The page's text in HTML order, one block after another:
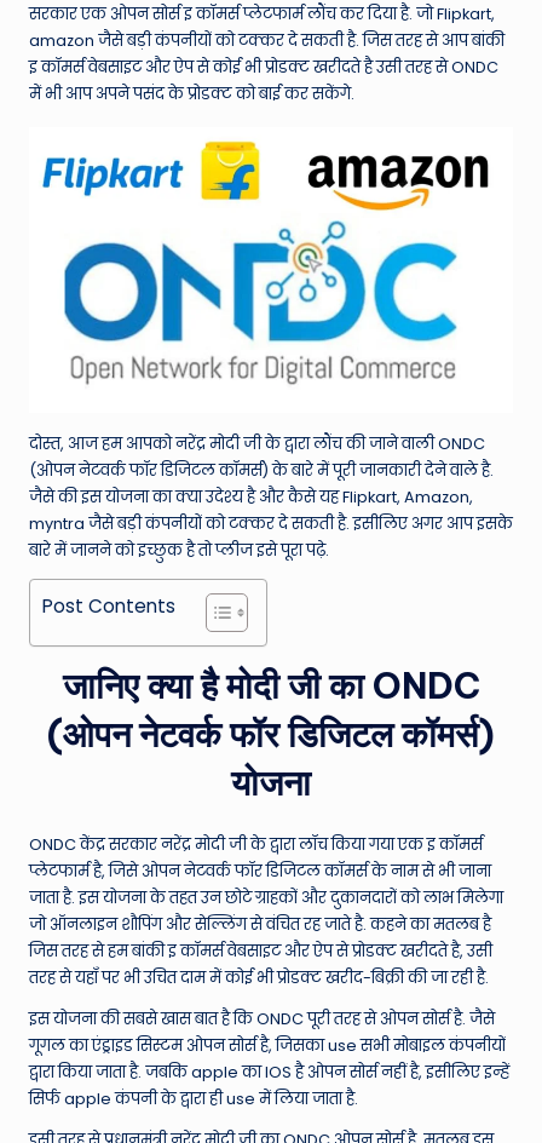
सरकार एक ओपन सोर्स इ कॉमर्स प्लेटफार्म लौंच कर दिया है. जो Flipkart,
amazon जैसे बड़ी कंपनीयों को टक्कर दे सकती है. जिस तरह से आप बांकी
इ कॉमर्स वेबसाइट और ऐप से कोई भी प्रोडक्ट खरीदते है उसी तरह से ONDC
में भी आप अपने पसंद के प्रोडक्ट को बाई कर सकेंगे.
दोस्त, आज हम आपको नरेंद्र मोदी जी के द्वारा लौंच की जाने वाली ONDC
(ओपन नेटवर्क फॉर डिजिटल कॉमर्स) के बारे में पूरी जानकारी देने वाले है.
जैसे की इस योजना का क्या उदेश्य है और कैसे यह Flipkart, Amazon,
myntra जैसे बड़ी कंपनीयों को टक्कर दे सकती है. इसीलिए अगर आप इसके
बारे में जानने को इच्छुक है तो प्लीज इसे पूरा पढ़े.
Post Contents
जानिए क्या है मोदी जी का ONDC
(ओपन नेटवर्क फॉर डिजिटल कॉमर्स)
योजना
ONDC केंद्र सरकार नरेंद्र मोदी जी के द्वारा लॉच किया गया एक इ कॉमर्स
प्लेटफार्म है, जिसे ओपन नेटवर्क फॉर डिजिटल कॉमर्स के नाम से भी जाना
जाता है. इस योजना के तहत उन छोटे ग्राहकों और दुकानदारों को लाभ मिलेगा
जो ऑनलाइन शौपिंग और सेल्लिंग से वंचित रह जाते है. कहने का मतलब है
जिस तरह से हम बांकी इ कॉमर्स वेबसाइट और ऐप से प्रोडक्ट खरीदते है, उसी
तरह से यहाँ पर भी उचित दाम में कोई भी प्रोडक्ट खरीद-बिक्री की जा रही है.
इस योजना की सबसे खास बात है कि ONDC पूरी तरह से ओपन सोर्स है. जैसे
गूगल का एंड्राइड सिस्टम ओपन सोर्स है, जिसका use सभी मोबाइल कंपनीयों
द्वारा किया जाता है. जबकि apple का IOS है ओपन सोर्स नहीं है, इसीलिए इन्हें
सिर्फ apple कंपनी के द्वारा ही use में लिया जाता है.